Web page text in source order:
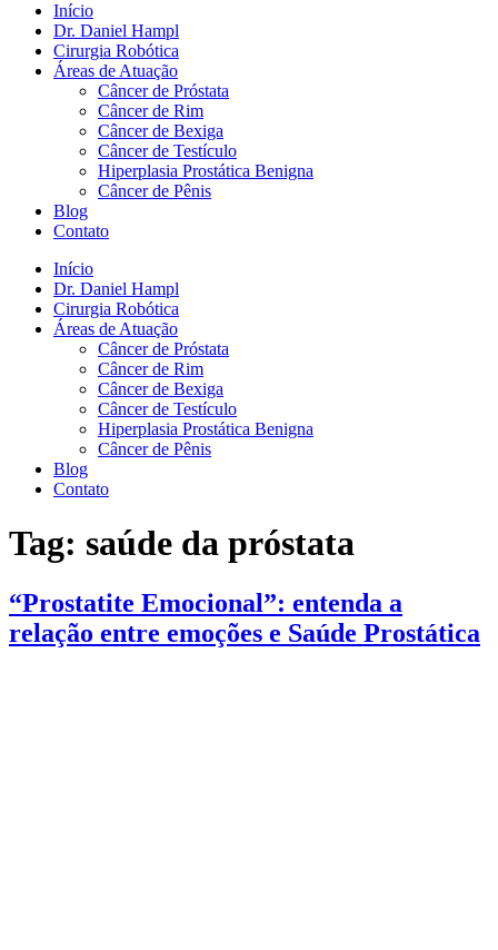
Início
Dr. Daniel Hampl
Cirurgia Robótica
Áreas de Atuação
Câncer de Próstata
Câncer de Rim
Câncer de Bexiga
Câncer de Testículo
Hiperplasia Prostática Benigna
Câncer de Pênis
Blog
Contato
Início
Dr. Daniel Hampl
Cirurgia Robótica
Áreas de Atuação
Câncer de Próstata
Câncer de Rim
Câncer de Bexiga
Câncer de Testículo
Hiperplasia Prostática Benigna
Câncer de Pênis
Blog
Contato
Tag: saúde da próstata
“Prostatite Emocional”: entenda a
relação entre emoções e Saúde Prostática